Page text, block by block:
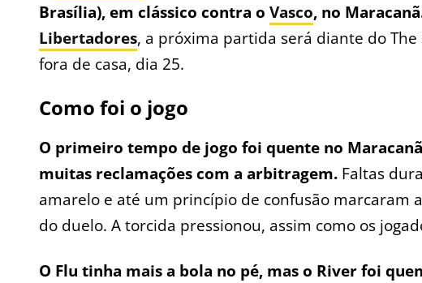
Brasília), em clássico contra o Vasco, no
Libertadores, a próxima partida será diante do The
fora de casa, dia 25.
Como foi o jogo
O primeiro tempo de jogo foi quente no
muitas reclamações com a arbitragem. Faltas
amarelo e até um princípio de confusão marcaram
do duelo. A torcida pressionou, assim como os
O Flu tinha mais a bola no pé, mas o River foi